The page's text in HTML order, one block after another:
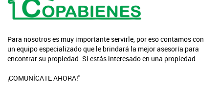
Para nosotros es muy importante servirle, por eso contamos con
un equipo especializado que le brindará la mejor asesoría para
encontrar su propiedad. Si estás interesado en una propiedad
¡COMUNÍCATE AHORA!"